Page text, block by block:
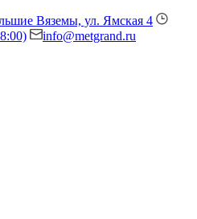
Вяземы, ул. Ямская 4
info@metgrand.ru